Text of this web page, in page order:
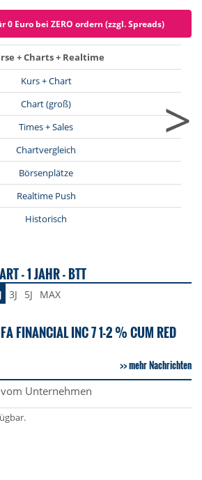
0 Euro bei ZERO ordern (zzgl. Spreads)
+ Charts + Realtime
Kurs + Chart
Chart (groß)
Times + Sales
Chartvergleich
Börsenplätze
Realtime Push
Historisch
>
- 1 JAHR - BTT
3J 5J MAX
FINANCIAL INC 7 1-2 % CUM RED
mehr Nachrichten
vom Unternehmen